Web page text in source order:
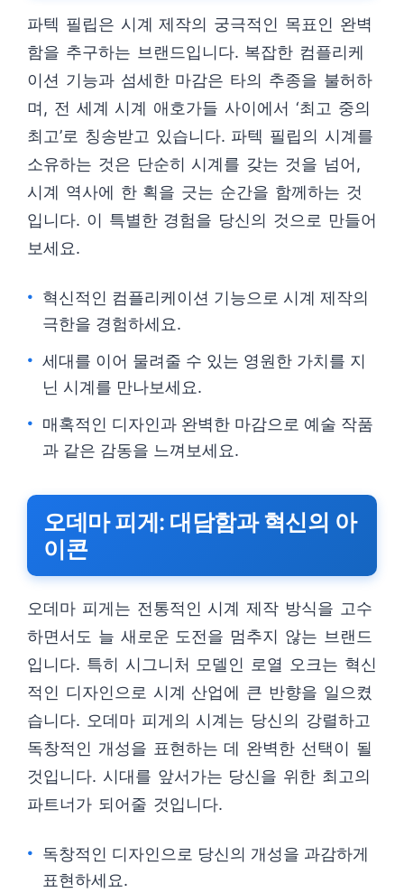
파텍 필립은 시계 제작의 궁극적인 목표인 완벽
함을 추구하는 브랜드입니다. 복잡한 컴플리케
이션 기능과 섬세한 마감은 타의 추종을 불허하
며, 전 세계 시계 애호가들 사이에서 ‘최고 중의
최고’로 칭송받고 있습니다. 파텍 필립의 시계를
소유하는 것은 단순히 시계를 갖는 것을 넘어,
시계 역사에 한 획을 긋는 순간을 함께하는 것
입니다. 이 특별한 경험을 당신의 것으로 만들어
보세요.
혁신적인 컴플리케이션 기능으로 시계 제작의
극한을 경험하세요.
세대를 이어 물려줄 수 있는 영원한 가치를 지
닌 시계를 만나보세요.
매혹적인 디자인과 완벽한 마감으로 예술 작품
과 같은 감동을 느껴보세요.
오데마 피게: 대담함과 혁신의 아
이콘
오데마 피게는 전통적인 시계 제작 방식을 고수
하면서도 늘 새로운 도전을 멈추지 않는 브랜드
입니다. 특히 시그니처 모델인 로열 오크는 혁신
적인 디자인으로 시계 산업에 큰 반향을 일으켰
습니다. 오데마 피게의 시계는 당신의 강렬하고
독창적인 개성을 표현하는 데 완벽한 선택이 될
것입니다. 시대를 앞서가는 당신을 위한 최고의
파트너가 되어줄 것입니다.
독창적인 디자인으로 당신의 개성을 과감하게
표현하세요.